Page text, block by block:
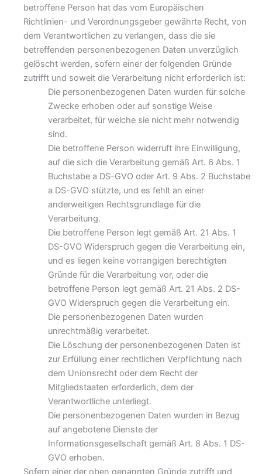
betroffene Person hat das vom Europäischen
Richtlinien- und Verordnungsgeber gewährte Recht, von
dem Verantwortlichen zu verlangen, dass die sie
betreffenden personenbezogenen Daten unverzüglich
gelöscht werden, sofern einer der folgenden Gründe
zutrifft und soweit die Verarbeitung nicht erforderlich ist:
Die personenbezogenen Daten wurden für solche
Zwecke erhoben oder auf sonstige Weise
verarbeitet, für welche sie nicht mehr notwendig
sind.
Die betroffene Person widerruft ihre Einwilligung,
auf die sich die Verarbeitung gemäß Art. 6 Abs. 1
Buchstabe a DS-GVO oder Art. 9 Abs. 2 Buchstabe
a DS-GVO stützte, und es fehlt an einer
anderweitigen Rechtsgrundlage für die
Verarbeitung.
Die betroffene Person legt gemäß Art. 21 Abs. 1
DS-GVO Widerspruch gegen die Verarbeitung ein,
und es liegen keine vorrangigen berechtigten
Gründe für die Verarbeitung vor, oder die
betroffene Person legt gemäß Art. 21 Abs. 2 DS-
GVO Widerspruch gegen die Verarbeitung ein.
Die personenbezogenen Daten wurden
unrechtmäßig verarbeitet.
Die Löschung der personenbezogenen Daten ist
zur Erfüllung einer rechtlichen Verpflichtung nach
dem Unionsrecht oder dem Recht der
Mitgliedstaaten erforderlich, dem der
Verantwortliche unterliegt.
Die personenbezogenen Daten wurden in Bezug
auf angebotene Dienste der
Informationsgesellschaft gemäß Art. 8 Abs. 1 DS-
GVO erhoben.